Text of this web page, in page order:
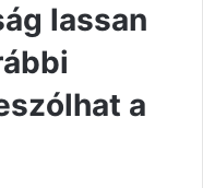
lassan
a